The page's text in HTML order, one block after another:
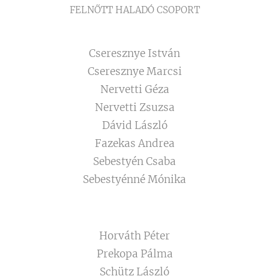
FELNŐTT HALADÓ CSOPORT
Cseresznye István
Cseresznye Marcsi
Nervetti Géza
Nervetti Zsuzsa
Dávid László
Fazekas Andrea
Sebestyén Csaba
Sebestyénné Mónika
Horváth Péter
Prekopa Pálma
Schütz László